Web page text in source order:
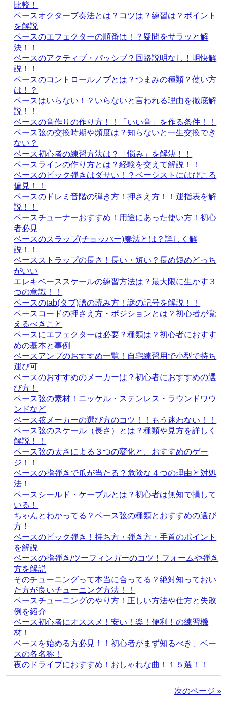
比較！
ベースオクターブ奏法とは？コツは？練習は？ポイント
を解説
ベースのエフェクターの順番は！？疑問をサラッと解
決！！
ベースのアクティブ・パッシブ？回路説明なし！明快解
説！！
ベースのコントロールノブとは？つまみの種類？使い方
は！？
ベースはいらない！？いらないと言われる理由を徹底解
説！！
ベースの音作りの作り方！！「いい音」を作る条件！！
ベース弦の交換時期や頻度は？知らないと一生交換でき
ない？
ベース初心者の練習方法は？「悩み」を解決！！
ベースラインの作り方とは？経験を交えて解説！！
ベースのピック弾きはダサい！？ベーシストにはびこる
偏見！！
ベースのドレミ音階の弾き方！押さえ方！！運指表を解
説！！
ベースチューナーおすすめ！用途にあった使い方！初心
者必見
ベースのスラップ(チョッパー)奏法とは？詳しく解
説！！
ベースストラップの長さ！長い・短い？長め短めどっち
がいい
エレキベーススケールの練習方法は？最大限に生かす３
つの意識！！
ベースのtab(タブ)譜の読み方！謎の記号を解説！！
ベースコードの押さえ方・ポジションとは？初心者が覚
えるべきこと
ベースにエフェクターは必要？種類は？初心者におすす
めの基本と事例
ベースアンプのおすすめ一覧！自宅練習用で小型で持ち
運び可
ベースのおすすめのメーカーは？初心者におすすめの選
び方！
ベース弦の素材！ニッケル・ステンレス・ラウンドワウ
ンドなど
ベース弦メーカーの選び方のコツ！！もう迷わない！！
ベース弦のスケール（長さ）とは？種類や見方を詳しく
解説！！
ベース弦の太さによる３つの変化と、おすすめのゲー
ジ！！
ベースの指弾きで爪が当たる？危険な４つの理由と対処
法！
ベースシールド・ケーブルとは？初心者は無知で損して
いる！
ちゃんとわかってる？ベース弦の種類とおすすめの選び
方！
ベースのピック弾き！持ち方・弾き方・手首のポイント
を解説
ベースの指弾き/ツーフィンガーのコツ！フォームや弾き
方を解説
そのチューニングって本当に合ってる？絶対知っておい
た方が良いチューニング方法！！
ベースチューニングのやり方！正しい方法や仕方と失敗
例を紹介
ベース初心者にオススメ！安い！楽！便利！の練習機
材！
ベースを始める方必見！！初心者がまず知るべき、ベー
スの各名称！
夜のドライブにおすすめ！おしゃれな曲！１５選！！
次のページ »